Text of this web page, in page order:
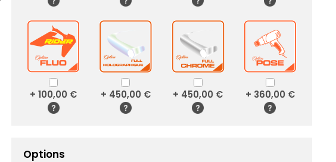
+ 100,00 € + 450,00 € + 450,00 € + 360,00 €
Options